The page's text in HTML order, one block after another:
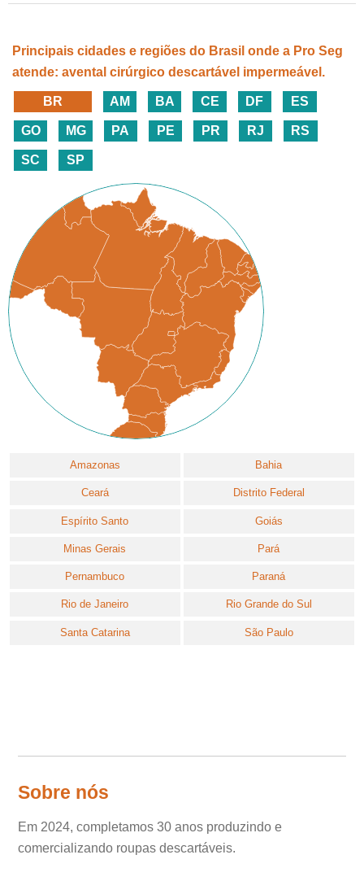
Principais cidades e regiões do Brasil onde a Pro Seg
atende: avental cirúrgico descartável impermeável.
BR AM BA CE DF ES
GO MG PA PE PR RJ RS
SC SP
Amazonas Bahia
Ceará Distrito Federal
Espírito Santo Goiás
Minas Gerais Pará
Pernambuco Paraná
Rio de Janeiro Rio Grande do Sul
Santa Catarina São Paulo
Sobre nós
Em 2024, completamos 30 anos produzindo e
comercializando roupas descartáveis.